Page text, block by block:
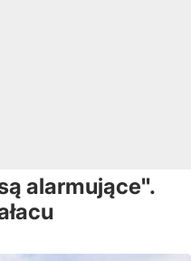
alarmujące".